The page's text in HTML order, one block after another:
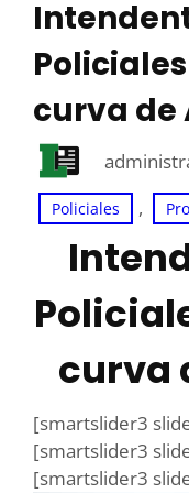
curva de
Policiales ,
curva
[smartslider3
[smartslider3
[smartslider3